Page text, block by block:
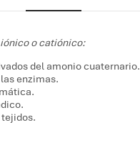
o catiónico:
del amonio cuaternario.
enzimas.
tejidos.